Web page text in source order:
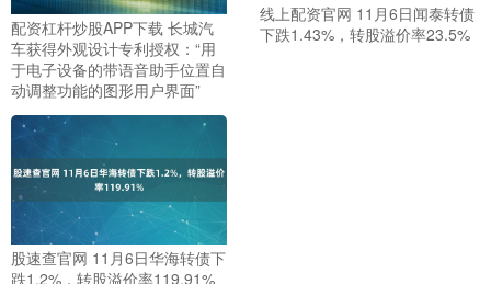
配资杠杆炒股APP下载 长城汽
车获得外观设计专利授权：“用
于电子设备的带语音助手位置自
动调整功能的图形用户界面”
线上配资官网 11月6日闻泰转债
下跌1.43%，转股溢价率23.5%
股速查官网 11月6日华海转债下
跌1.2%，转股溢价率119.91%